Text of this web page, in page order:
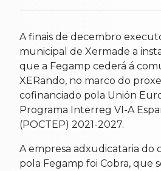
A finais de decembro
municipal de Xermade a
que a Fegamp cederá á
XERando, no marco do
cofinanciado pola Unión
Programa Interreg VI-A
(POCTEP) 2021-2027.
A empresa adxudicataria do
pola Fegamp foi Cobra, que